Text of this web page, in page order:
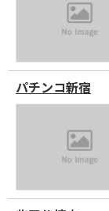
パチンコ新宿